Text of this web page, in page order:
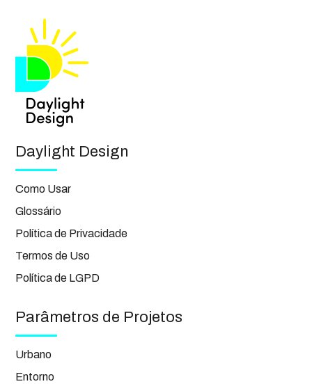
Daylight Design
Como Usar
Glossário
Política de Privacidade
Termos de Uso
Política de LGPD
Parâmetros de Projetos
Urbano
Entorno